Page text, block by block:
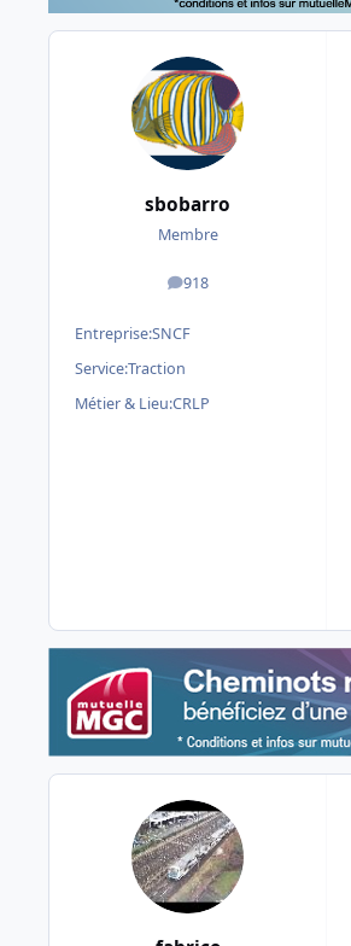
sbobarro
Membre
918
messages
Entreprise:SNCF
Service:Traction
Métier & Lieu:CRLP